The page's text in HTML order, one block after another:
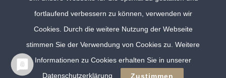
© Eva Berten Photography | Imprint Privacy Policy
fortlaufend verbessern zu können, verwenden wir
Cookies. Durch die weitere Nutzung der Webseite
stimmen Sie der Verwendung von Cookies zu. Weitere
Informationen zu Cookies erhalten Sie in unserer
Datenschutzerklärung
Zustimmen